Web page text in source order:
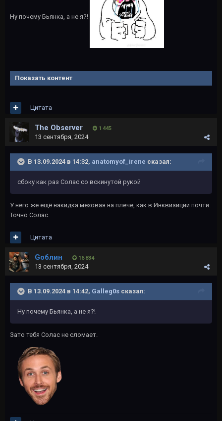
Ну почему Бьянка, а не я?!
Показать контент
Цитата
The Observer 1 445
13 сентября, 2024
В 13.09.2024 в 14:32, anatomyof_irene сказал:
сбоку как раз Солас со вскинутой рукой
У него же ещё накидка меховая на плече, как в Инквизиции почти.
Точно Солас.
Цитата
Gоблин 16 834
13 сентября, 2024
В 13.09.2024 в 14:42, Galleg0s сказал:
Ну почему Бьянка, а не я?!
Зато тебя Солас не сломает.